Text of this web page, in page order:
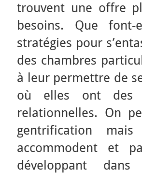
trouvent une offre
besoins. Que
stratégies pour
des chambres
à leur permettre de
où elles ont des
relationnelles. On
gentrification
accommodent et
développant